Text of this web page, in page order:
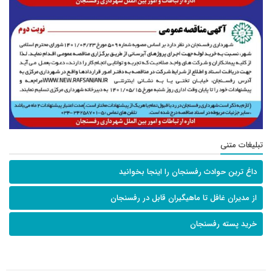
تبلیغات متنی
داغ ترین حوادث رفسنجان را اینجا بخوانید
از مدیران غافل تا ماهیگیران قابل در رفسنجان
خرید پسته رفسنجان